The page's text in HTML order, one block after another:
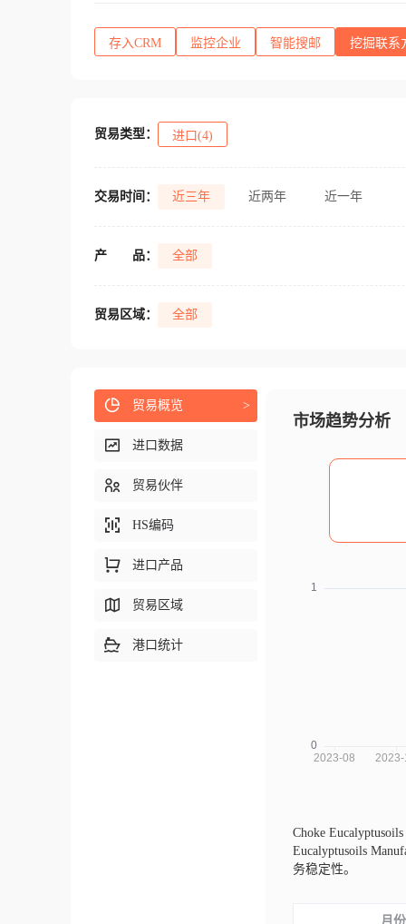
存入CRM 监控企业 智能搜邮 挖掘联系
贸易类型： 进口(4)
交易时间： 近三年 近两年 近一年
产 品： 全部
贸易区域： 全部
市场趋势分析
Choke
Eucalyptusoils
务稳定性。
月份
贸易概览 >
进口数据
贸易伙伴
HS编码
进口产品
贸易区域
港口统计